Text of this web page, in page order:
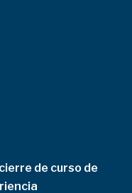
de curso de